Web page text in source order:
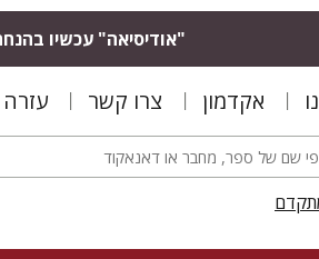
"אודיסיאה" עכשיו
אקדמון צרו קשר עזרה